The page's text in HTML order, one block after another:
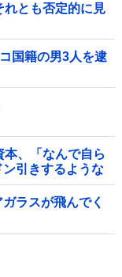
れとも否定的に見
国籍の男3人を逮
本、「なんで自ら
引きするような
ラスが飛んでく